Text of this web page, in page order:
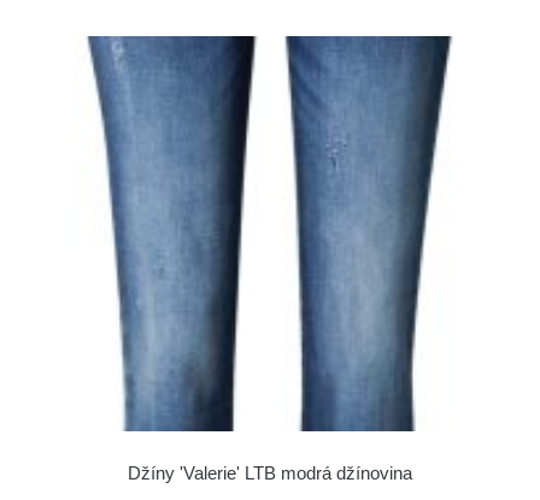
Džíny 'Valerie' LTB modrá džínovina